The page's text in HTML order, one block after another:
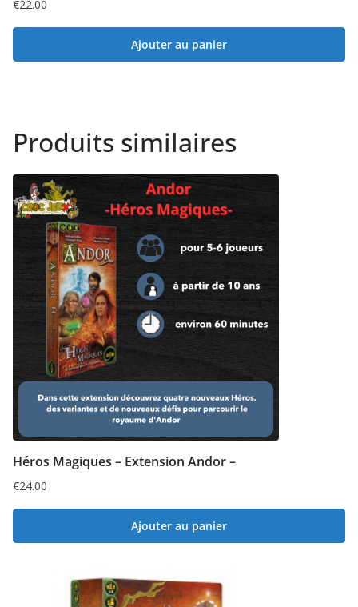
€22.00
Ajouter au panier
Produits similaires
Héros Magiques – Extension Andor –
€24.00
Ajouter au panier